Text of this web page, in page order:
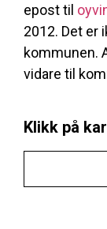
epost til
2012. Det er
kommunen.
vidare til
Klikk på